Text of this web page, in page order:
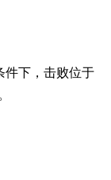
件下，击败位于